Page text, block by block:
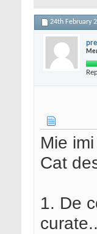
24th February
Mie
Cat
1. De
curate..